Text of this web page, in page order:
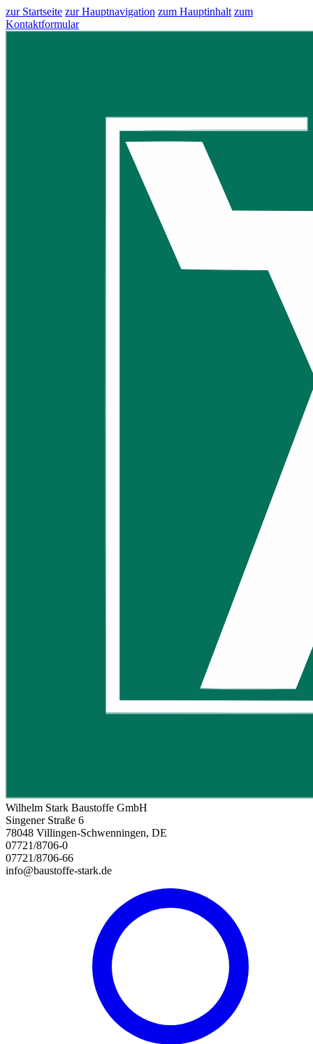
zur Startseite zur Hauptnavigation zum Hauptinhalt zum
Kontaktformular
Wilhelm Stark Baustoffe GmbH
Singener Straße 6
78048 Villingen-Schwenningen, DE
07721/8706-0
07721/8706-66
info@baustoffe-stark.de